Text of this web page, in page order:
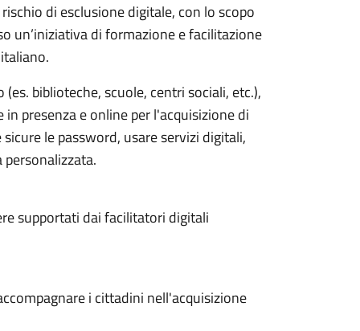
di esclusione digitale, con lo scopo
un’iniziativa di formazione e facilitazione
biblioteche, scuole, centri sociali, etc.),
presenza e online per l'acquisizione di
le password, usare servizi digitali,
supportati dai facilitatori digitali
i cittadini nell'acquisizione